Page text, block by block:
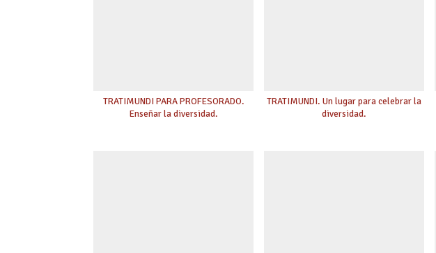
TRATIMUNDI PARA PROFESORADO.
Enseñar la diversidad.
TRATIMUNDI. Un lugar para celebrar la
diversidad.